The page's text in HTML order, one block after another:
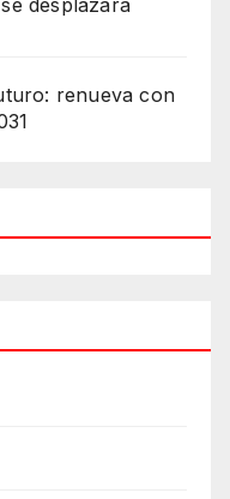
desplazará
renueva con